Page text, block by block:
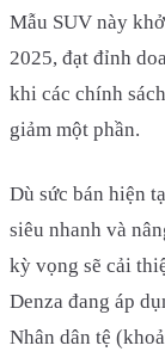
Mẫu SUV này
2025, đạt đỉnh
khi các chính
giảm một phần.
Dù sức bán hiện
siêu nhanh và
kỳ vọng sẽ cải
Denza đang áp
Nhân dân tệ